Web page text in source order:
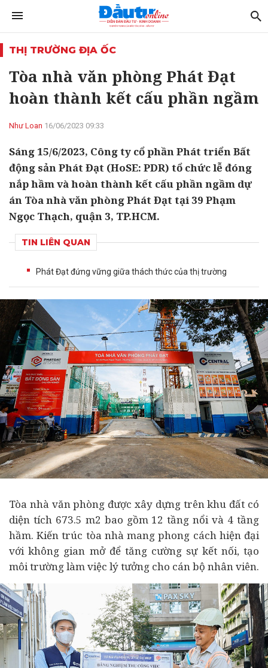
THỊ TRƯỜNG ĐỊA ỐC
Tòa nhà văn phòng Phát Đạt
hoàn thành kết cấu phần ngầm
Như Loan 16/06/2023 09:33
Sáng 15/6/2023, Công ty cổ phần Phát triển Bất
động sản Phát Đạt (HoSE: PDR) tổ chức lễ đóng
nắp hầm và hoàn thành kết cấu phần ngầm dự
án Tòa nhà văn phòng Phát Đạt tại 39 Phạm
Ngọc Thạch, quận 3, TP.HCM.
TIN LIÊN QUAN
Phát Đạt đứng vững giữa thách thức của thị trường
Tòa nhà văn phòng được xây dựng trên khu đất có
diện tích 673.5 m2 bao gồm 12 tầng nổi và 4 tầng
hầm. Kiến trúc tòa nhà mang phong cách hiện đại
với không gian mở để tăng cường sự kết nối, tạo
môi trường làm việc lý tưởng cho cán bộ nhân viên.